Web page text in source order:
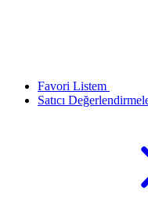
Favori Listem
Satıcı